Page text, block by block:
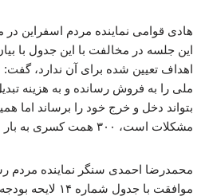
هادی قوامی نماینده مردم اسفراین
این جلسه در مخالفت با این جدول با
اهداف تعیین شده برای آن ندارد، گفت:
ملی را به فروش رسانده و به هزینه
بتواند دخل و خرج خود را برساند اما
مشکلات است، ۳۰۰ همت کسری به بار می آورد.
محمدرضا احمدی سنگر نماینده